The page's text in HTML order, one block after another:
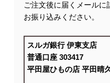
ご注文後に届くメール
お振り込みください。
スルガ銀行 伊東支店
普通口座 303417
平田屋ひもの店 平田晴